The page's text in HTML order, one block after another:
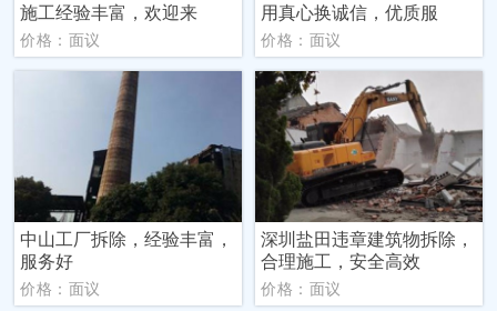
施工经验丰富，欢迎来
价格：面议
用真心换诚信，优质服
价格：面议
中山工厂拆除，经验丰富，
服务好
价格：面议
深圳盐田违章建筑物拆除，
合理施工，安全高效
价格：面议